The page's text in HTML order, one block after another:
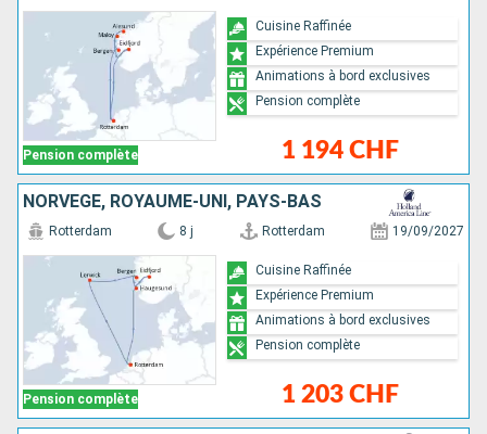
Pension complète 1 194 CHF
Cuisine Raffinée
Expérience Premium
Animations à bord exclusives
Pension complète
NORVÈGE, ROYAUME-UNI, PAYS-BAS
Pension complète
Rotterdam 8 j Rotterdam 19/09/2027
1 203 CHF
Cuisine Raffinée
Expérience Premium
Animations à bord exclusives
Pension complète